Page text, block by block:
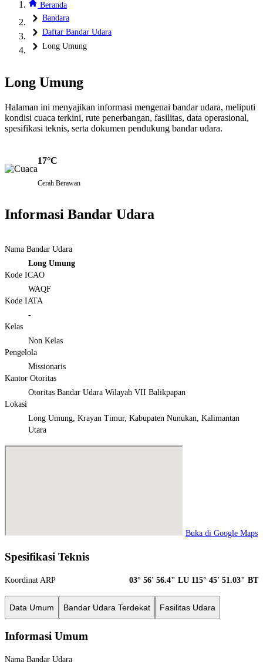
Beranda
Bandara
Daftar Bandar Udara
Long Umung
Long Umung
Halaman ini menyajikan informasi mengenai bandar udara, meliputi
kondisi cuaca terkini, rute penerbangan, fasilitas, data operasional,
spesifikasi teknis, serta dokumen pendukung bandar udara.
17°C
Cerah Berawan
Informasi Bandar Udara
Nama Bandar Udara
Long Umung
Kode ICAO
WAQF
Kode IATA
-
Kelas
Non Kelas
Pengelola
Missionaris
Kantor Otoritas
Otoritas Bandar Udara Wilayah VII Balikpapan
Lokasi
Long Umung, Krayan Timur, Kabupaten Nunukan, Kalimantan
Utara
Buka di Google Maps
Spesifikasi Teknis
Koordinat ARP 03° 56' 56.4" LU 115° 45' 51.03" BT
Data Umum Bandar Udara Terdekat Fasilitas Udara
Informasi Umum
Nama Bandar Udara